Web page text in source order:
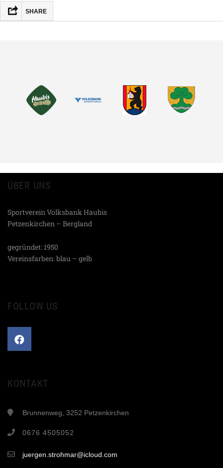
SHARE
TEILEN
ÜBER UNS
Sportverein Volksbank Haubis
Petzenkirchen – Bergland
gegründet: 1950
Vereinsfarben: blau – gelb
FOLLOW US
KONTAKT
Brunnenweg, 3252 Petzenkirchen
0676 4505052
juergen.strohmar@icloud.com